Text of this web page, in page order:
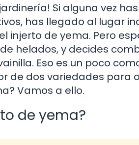
Si alguna vez
has llegado al lugar
injerto de yema. Pero
helados, y decides
Eso es un poco
de dos variedades para
Vamos a ello.
de yema?